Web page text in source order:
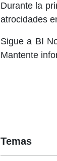
Durante la
atrocidades
Sigue a BI
Mantente
Temas